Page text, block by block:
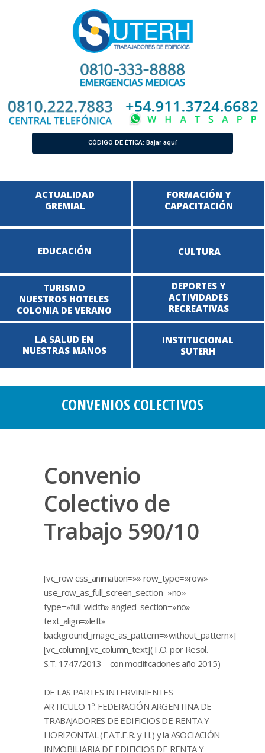
CÓDIGO DE ÉTICA: Bajar aquí
ACTUALIDAD
GREMIAL
EDUCACIÓN CULTURA
TURISMO
NUESTROS HOTELES
COLONIA DE VERANO
DEPORTES Y
ACTIVIDADES
RECREATIVAS
LA SALUD EN
NUESTRAS MANOS
INSTITUCIONAL
SUTERH
FORMACIÓN Y
CAPACITACIÓN
CONVENIOS COLECTIVOS
Convenio
Colectivo de
Trabajo 590/10
[vc_row css_animation=»» row_type=»row»
use_row_as_full_screen_section=»no»
type=»full_width» angled_section=»no»
text_align=»left»
background_image_as_pattern=»without_pattern»]
[vc_column][vc_column_text](T.O. por Resol.
S.T. 1747/2013 – con modificaciones año 2015)
DE LAS PARTES INTERVINIENTES
ARTICULO 1º: FEDERACIÓN ARGENTINA DE
TRABAJADORES DE EDIFICIOS DE RENTA Y
HORIZONTAL (F.A.T.E.R. y H.) y la ASOCIACIÓN
INMOBILIARIA DE EDIFICIOS DE RENTA Y